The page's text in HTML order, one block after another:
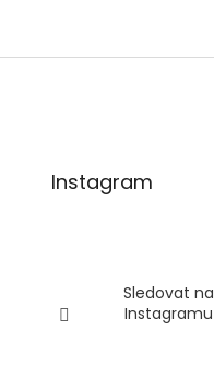
Instagram
Sledovat na
Instagramu